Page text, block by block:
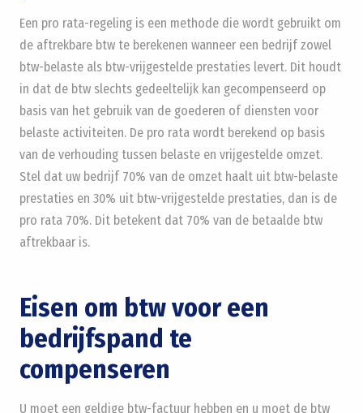
Een pro rata-regeling is een methode die wordt gebruikt om
de aftrekbare btw te berekenen wanneer een bedrijf zowel
btw-belaste als btw-vrijgestelde prestaties levert. Dit houdt
in dat de btw slechts gedeeltelijk kan gecompenseerd op
basis van het gebruik van de goederen of diensten voor
belaste activiteiten. De pro rata wordt berekend op basis
van de verhouding tussen belaste en vrijgestelde omzet.
Stel dat uw bedrijf 70% van de omzet haalt uit btw-belaste
prestaties en 30% uit btw-vrijgestelde prestaties, dan is de
pro rata 70%. Dit betekent dat 70% van de betaalde btw
aftrekbaar is.
Eisen om btw voor een
bedrijfspand te
compenseren
U moet een geldige btw-factuur hebben en u moet de btw